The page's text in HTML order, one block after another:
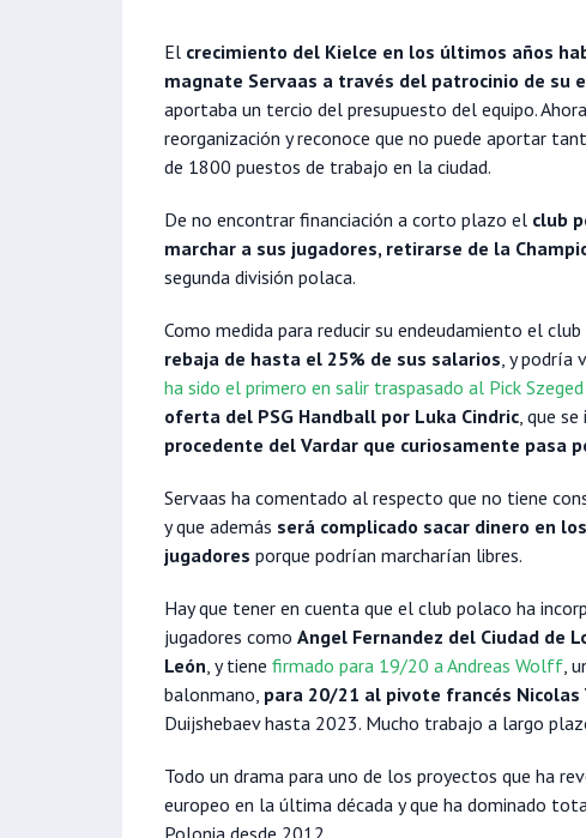
El crecimiento del Kielce en los últimos años
magnate Servaas a través del patrocinio de su
aportaba un tercio del presupuesto del equipo.
reorganización y reconoce que no puede aportar
de 1800 puestos de trabajo en la ciudad.
De no encontrar financiación a corto plazo el club
marchar a sus jugadores, retirarse de la
segunda división polaca.
Como medida para reducir su endeudamiento el club
rebaja de hasta el 25% de sus salarios , y podría
ha sido el primero en salir traspasado al Pick Szeged
oferta del PSG Handball por Luka Cindric , que
procedente del Vardar que curiosamente pasa
Servaas ha comentado al respecto que no tiene
y que además será complicado sacar dinero en
jugadores porque podrían marcharían libres.
Hay que tener en cuenta que el club polaco ha
jugadores como Angel Fernandez del Ciudad de
León , y tiene firmado para 19/20 a Andreas Wolff ,
balonmano, para 20/21 al pivote francés Nicolas
Duijshebaev hasta 2023. Mucho trabajo a largo
Todo un drama para uno de los proyectos que ha
europeo en la última década y que ha dominado
Polonia desde 2012.